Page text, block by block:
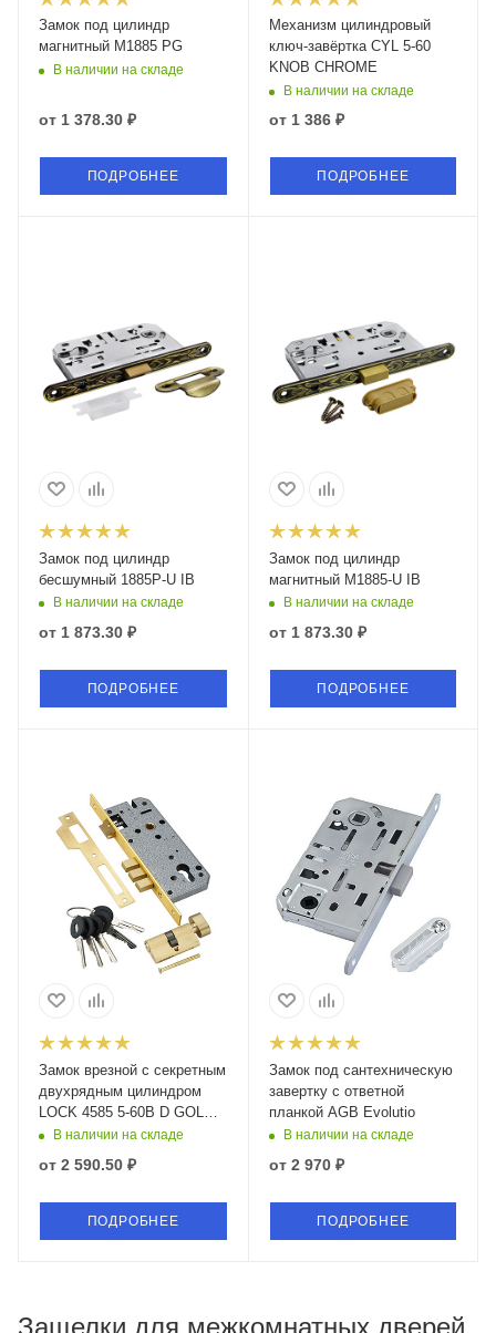
Замок под цилиндр
магнитный M1885 PG
В наличии на складе
от 1 378.30 ₽
ПОДРОБНЕЕ
Механизм цилиндровый
ключ-завёртка CYL 5-60
KNOB CHROME
В наличии на складе
от 1 386 ₽
ПОДРОБНЕЕ
Замок под цилиндр
бесшумный 1885P-U IB
В наличии на складе
от 1 873.30 ₽
ПОДРОБНЕЕ
Замок под цилиндр
магнитный М1885-U IB
В наличии на складе
от 1 873.30 ₽
ПОДРОБНЕЕ
Замок врезной с секретным
двухрядным цилиндром
LOCK 4585 5-60B D GOLD
ключ-вертушка
В наличии на складе
от 2 590.50 ₽
ПОДРОБНЕЕ
Замок под сантехническую
завертку с ответной
планкой AGB Evolutio
В наличии на складе
от 2 970 ₽
ПОДРОБНЕЕ
Защелки для межкомнатных дверей